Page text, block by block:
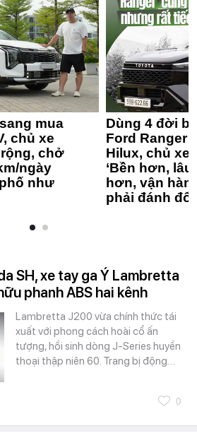
mua
chủ xe
rộng, chở
ngày
như
Dùng 4 đời
Ford Ranger
Hilux, chủ xe
‘Bền hơn,
hơn, vận
phải đánh
SH, xe tay ga Ý Lambretta
phanh ABS hai kênh
Lambretta J200 vừa chính thức tái
xuất với phong cách hoài cổ ấn
tượng, hồi sinh dòng J-Series huyền
thoại thập niên 60. Trang bị động…
0